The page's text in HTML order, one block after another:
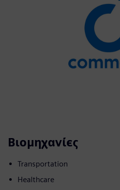
Βιομηχανίες
Transportation
Healthcare